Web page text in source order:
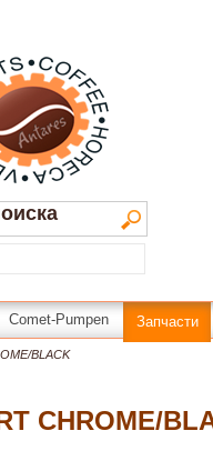
Comet-Pumpen Запчасти
BLACK
CHROME/